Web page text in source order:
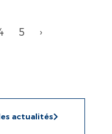
5 ›
actualités